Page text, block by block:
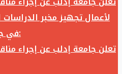
لأعمال تجهيز مخبر الدراسات
في جامعة ادلب وفق الآتي:
تعلن جامعة إدلب عن إجراء